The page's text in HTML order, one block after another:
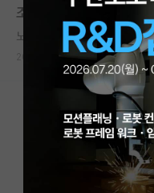
연구실&오픈랩
커뮤니티
커뮤니티 홈
전체글보기
베스트 게시판
IF 명예의전당
조언 부탁드립니다
노래하는 쇠렌 키르케고르
2026.06.11 7 1477